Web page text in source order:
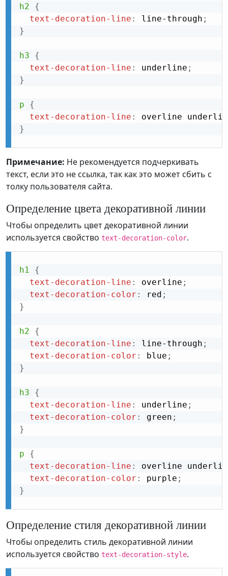
h2
{
text-decoration-line : line-through ;
}
h3
{
text-decoration-line : underline ;
}
p
{
text-decoration-line :
overline
}
Примечание: Не рекомендуется подчеркивать
текст, если это не ссылка, так как это может сбить с
толку пользователя сайта.
Определение цвета декоративной линии
Чтобы определить цвет декоративной линии
используется свойство text-decoration-color.
h1
{
text-decoration-line : overline ;
text-decoration-color : red ;
}
h2
{
text-decoration-line : line-through ;
text-decoration-color : blue ;
}
h3
{
text-decoration-line : underline ;
text-decoration-color : green ;
}
p
{
text-decoration-line :
overline
text-decoration-color : purple ;
}
Определение стиля декоративной линии
Чтобы определить стиль декоративной линии
используется свойство text-decoration-style.